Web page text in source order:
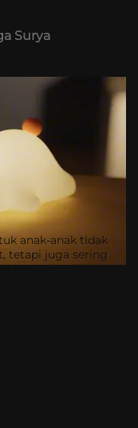
Surya
anak-anak tidak
tetapi juga sering
lucu, dan dapat